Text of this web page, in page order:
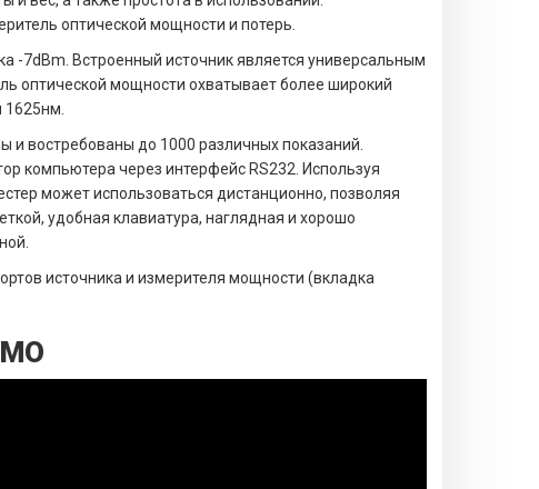
оптической мощности и потерь.
7dBm. Встроенный источник является универсальным
оптической мощности охватывает более широкий
и востребованы до 1000 различных показаний.
компьютера через интерфейс RS232. Используя
может использоваться дистанционно, позволяя
удобная клавиатура, наглядная и хорошо
источника и измерителя мощности (вкладка